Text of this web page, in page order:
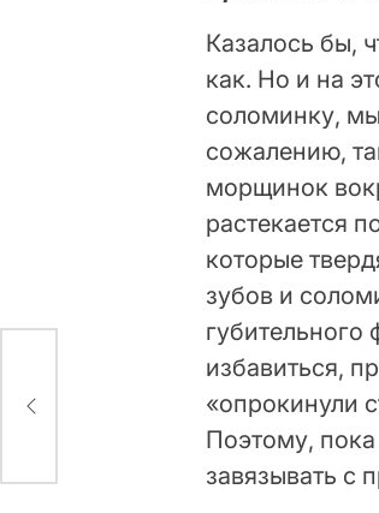
Казалось бы,
как. Но и на
соломинку,
сожалению,
морщинок
растекается
которые
зубов и
губительного
избавиться,
«опрокинули
Поэтому, пока
завязывать с